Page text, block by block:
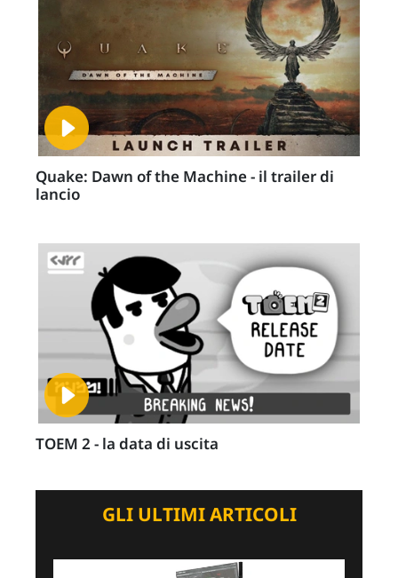
Quake: Dawn of the Machine - il trailer di
lancio
TOEM 2 - la data di uscita
GLI ULTIMI ARTICOLI